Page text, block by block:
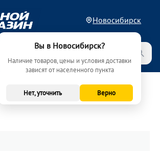
Новосибирск
Вы в Новосибирск?
Наличие товаров, цены и условия доставки
зависят от населенного пункта
Нет, уточнить Верно
/ Электрика и электроника Реле